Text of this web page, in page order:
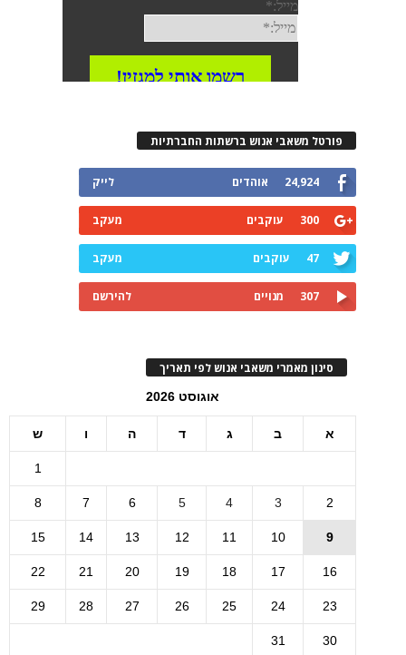
פורטל משאבי אנוש ברשתות החברתיות
24,924 אוהדים לייק
300 עוקבים מעקב
47 עוקבים מעקב
307 מנויים להירשם
סינון מאמרי משאבי אנוש לפי תאריך
אוגוסט 2026
א ב ג ד ה ו ש
1
2
3
4
5
6
7
8
9
10
11
12
13
14
15
16
17
18
19
20
21
22
23
24
25
26
27
28
29
30
31